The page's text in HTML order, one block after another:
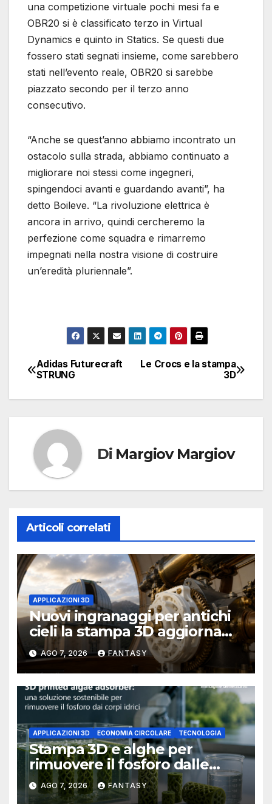
una competizione virtuale pochi mesi fa e
OBR20 si è classificato terzo in Virtual
Dynamics e quinto in Statics. Se questi due
fossero stati segnati insieme, come sarebbero
stati nell’evento reale, OBR20 si sarebbe
piazzato secondo per il terzo anno
consecutivo.
“Anche se quest’anno abbiamo incontrato un
ostacolo sulla strada, abbiamo continuato a
migliorare noi stessi come ingegneri,
spingendoci avanti e guardando avanti”, ha
detto Boileve. “La rivoluzione elettrica è
ancora in arrivo, quindi cercheremo la
perfezione come squadra e rimarremo
impegnati nella nostra visione di costruire
un’eredità pluriennale”.
Navigazione
articoli
Le Crocs e la stampa
3D
Adidas Futurecraft
STRUNG
Di Margiov Margiov
Articoli correlati
APPLICAZIONI 3D
Nuovi ingranaggi per antichi
cieli la stampa 3D aggiorna
un osservatorio del 1930 della
University of Arkansas at
Little Rock
AGO 7, 2026 FANTASY
APPLICAZIONI 3D ECONOMIA CIRCOLARE TECNOLOGIA
Stampa 3D e alghe per
rimuovere il fosforo dalle
acque il progetto della
Florida Atlantic University
AGO 7, 2026 FANTASY